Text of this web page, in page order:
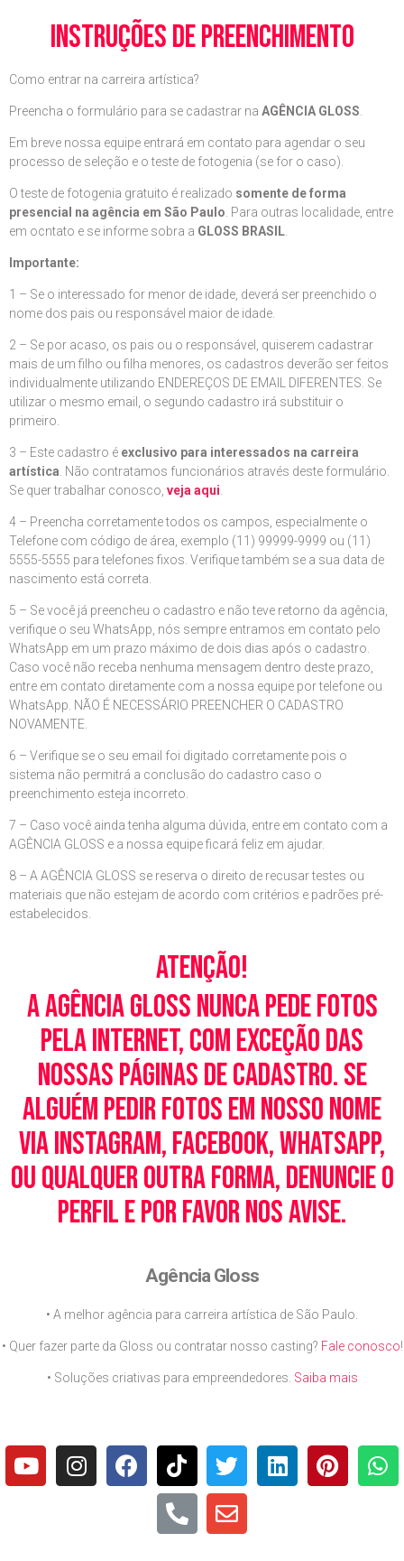
instruções de preenchimento
Como entrar na carreira artística?
Preencha o formulário para se cadastrar na AGÊNCIA GLOSS
Em breve nossa equipe entrará em contato para agendar o seu
processo de seleção e o teste de fotogenia (se for o caso).
O teste de fotogenia gratuito é realizado somente de forma
presencial na agência em São Paulo . Para outras localidade, entre
em ocntato e se informe sobra a GLOSS BRASIL
Importante:
1 – Se o interessado for menor de idade, deverá ser preenchido o
nome dos pais ou responsável maior de idade.
2 – Se por acaso, os pais ou o responsável, quiserem cadastrar
mais de um filho ou filha menores, os cadastros deverão ser feitos
individualmente utilizando ENDEREÇOS DE EMAIL DIFERENTES. Se
utilizar o mesmo email, o segundo cadastro irá substituir o
primeiro.
3 – Este cadastro é exclusivo para interessados na carreira
artística . Não contratamos funcionários através deste formulário.
Se quer trabalhar conosco, veja aqui
4 – Preencha corretamente todos os campos, especialmente o
Telefone com código de área, exemplo (11) 99999-9999 ou (11)
5555-5555 para telefones fixos. Verifique também se a sua data de
nascimento está correta.
5 – Se você já preencheu o cadastro e não teve retorno da agência,
verifique o seu WhatsApp, nós sempre entramos em contato pelo
WhatsApp em um prazo máximo de dois dias após o cadastro.
Caso você não receba nenhuma mensagem dentro deste prazo,
entre em contato diretamente com a nossa equipe por telefone ou
WhatsApp. NÃO É NECESSÁRIO PREENCHER O CADASTRO
NOVAMENTE.
6 – Verifique se o seu email foi digitado corretamente pois o
sistema não permitrá a conclusão do cadastro caso o
preenchimento esteja incorreto.
7 – Caso você ainda tenha alguma dúvida, entre em contato com a
AGÊNCIA GLOSS e a nossa equipe ficará feliz em ajudar.
8 – A AGÊNCIA GLOSS se reserva o direito de recusar testes ou
materiais que não estejam de acordo com critérios e padrões pré-
estabelecidos.
Atenção!
A Agência Gloss nunca pede fotos
pela Internet, com exceção das
nossas páginas de cadastro. Se
alguém pedir fotos em nosso nome
via Instagram, Facebook, WhatsApp,
ou qualquer outra forma, denuncie o
perfil e por favor nos avise.
Agência Gloss
• A melhor agência para carreira artística de São Paulo.
• Quer fazer parte da Gloss ou contratar nosso casting? Fale conosco!
• Soluções criativas para empreendedores. Saiba mais